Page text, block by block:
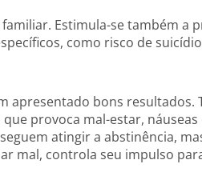
Estimula-se também a
como risco de
bons resultados.
provoca mal-estar,
atingir a abstinência,
mal, controla seu impulso